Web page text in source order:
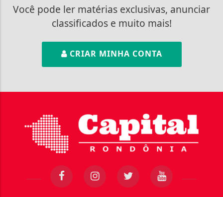
Você pode ler matérias exclusivas, anunciar
classificados e muito mais!
CRIAR MINHA CONTA